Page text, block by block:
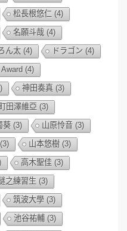
松長根悠仁 (4)
名願斗哉 (4)
ん太 (4) ドラゴン (4)
(4)
神田奏真 (3)
田澤維亞 (3)
葵 (3) 山原怜音 (3)
(3) 山本悠樹 (3)
高木聖佳 (3)
之練習生 (3)
筑波大學 (3)
池谷祐輔 (3)